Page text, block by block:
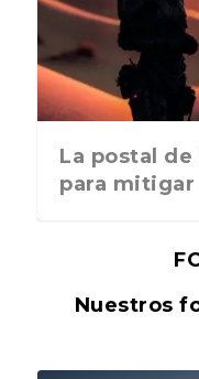
La postal
para mitigar
Nuestros